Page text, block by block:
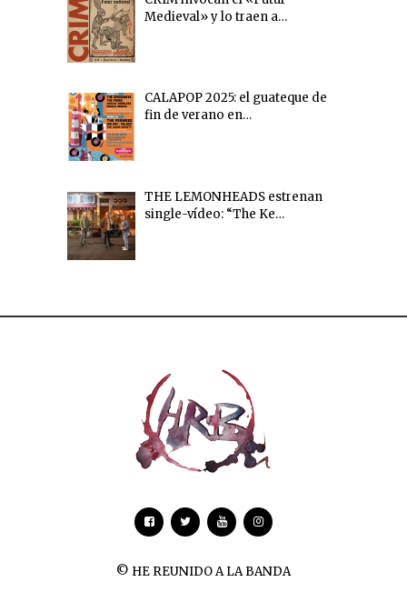
Medieval» y lo traen a…
CALAPOP 2025: el guateque de
fin de verano en…
THE LEMONHEADS estrenan
single-vídeo: “The Ke…
© HE REUNIDO A LA BANDA